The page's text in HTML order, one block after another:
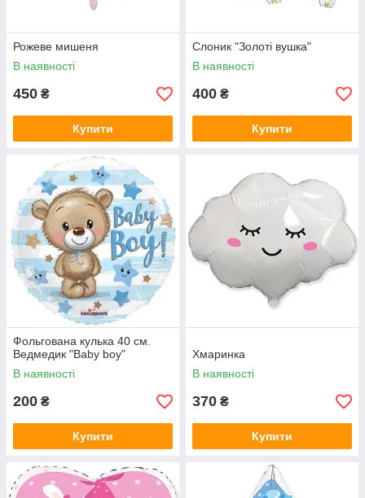
Рожеве мишеня
В наявності
450 ₴
Купити
Слоник "Золоті вушка"
В наявності
400 ₴
Купити
Фольгована кулька 40 см.
Ведмедик "Baby boy"
В наявності
200 ₴
Купити
Хмаринка
В наявності
370 ₴
Купити